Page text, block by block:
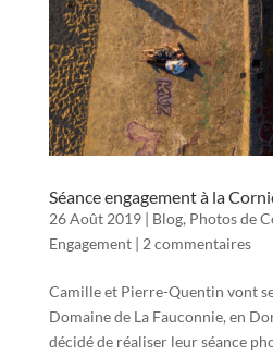
Séance engagement à la
26 Août 2019| Blog, Photos de
Engagement| 2 commentaires
Camille et Pierre-Quentin vont
Domaine de La Fauconnie, en
décidé de réaliser leur séance